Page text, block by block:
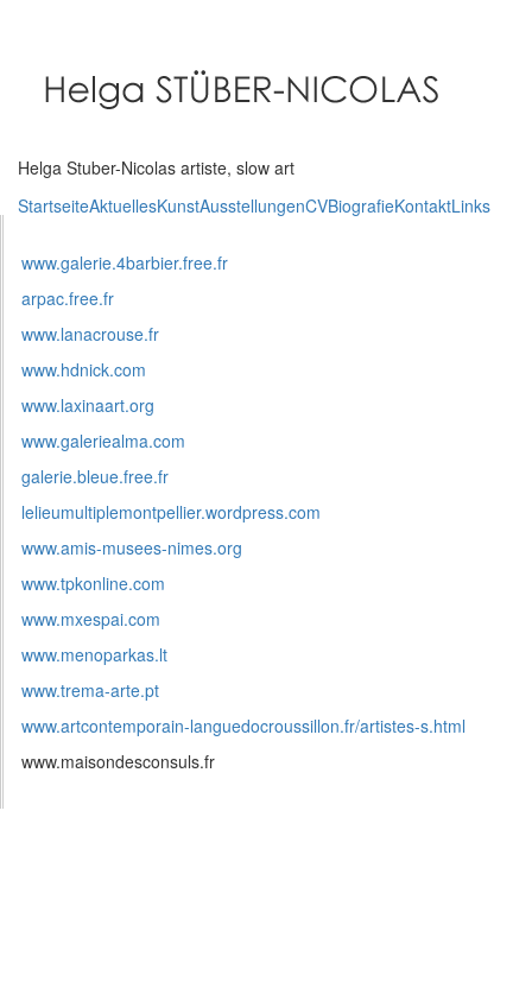
Helga Stuber-Nicolas artiste, slow art
StartseiteAktuellesKunstAusstellungenCVBiografieKontaktLinks
www.galerie.4barbier.free.fr
arpac.free.fr
www.lanacrouse.fr
www.hdnick.com
www.laxinaart.org
www.galeriealma.com
galerie.bleue.free.fr
lelieumultiplemontpellier.wordpress.com
www.amis-musees-nimes.org
www.tpkonline.com
www.mxespai.com
www.menoparkas.lt
www.trema-arte.pt
www.artcontemporain-languedocroussillon.fr/artistes-s.html
www.maisondesconsuls.fr